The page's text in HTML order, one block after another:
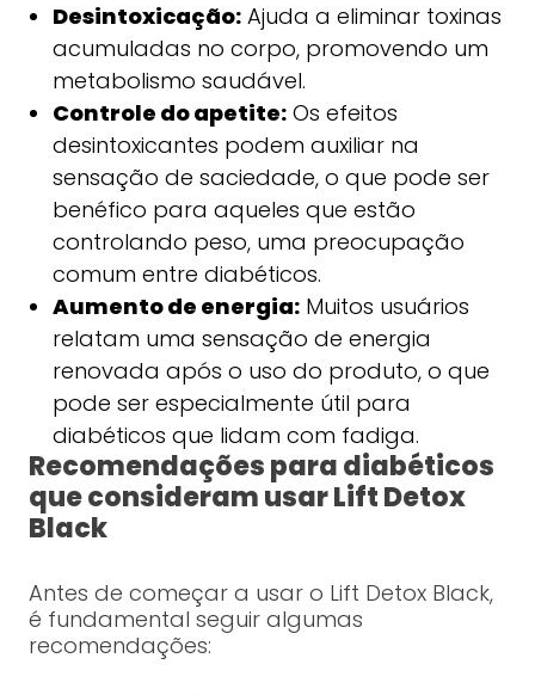
Desintoxicação:Ajuda a eliminar toxinas
acumuladas no corpo, promovendo um
metabolismo saudável.
Controle do apetite:Os efeitos
desintoxicantes podem auxiliar na
sensação de saciedade, o que pode ser
benéfico para aqueles que estão
controlando peso, uma preocupação
comum entre diabéticos.
Aumento de energia:Muitos usuários
relatam uma sensação de energia
renovada após o uso do produto, o que
pode ser especialmente útil para
diabéticos que lidam com fadiga.
Recomendações para diabéticos
que consideram usar Lift Detox
Black
Antes de começar a usar o Lift Detox Black,
é fundamental seguir algumas
recomendações: